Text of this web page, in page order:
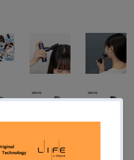
NANO - 便攜式按摩槍